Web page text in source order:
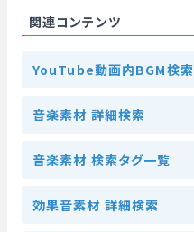
関連コンテンツ
YouTube動画内BGM検索
音楽素材 詳細検索
音楽素材 検索タグ一覧
効果音素材 詳細検索